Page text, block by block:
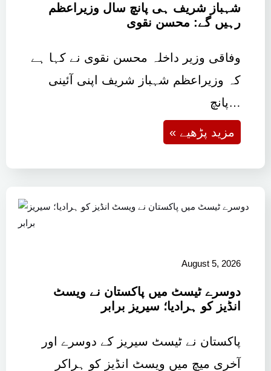
شہباز شریف ہی پانچ سال وزیراعظم
رہیں گے: محسن نقوی
وفاقی وزیر داخلہ محسن نقوی نے کہا ہے
کہ وزیراعظم شہباز شریف اپنی آئینی
پانچ…
« مزید پڑھیے
August 5, 2026
دوسرے ٹیسٹ میں پاکستان نے ویسٹ
انڈیز کو ہرادیا؛ سیریز برابر
پاکستان نے ٹیسٹ سیریز کے دوسرے اور
آخری میچ میں ویسٹ انڈیز کو ہراکر